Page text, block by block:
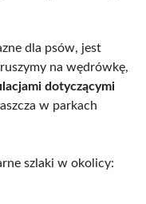
dla psów, jest
na wędrówkę,
dotyczącymi
w parkach
szlaki w okolicy: